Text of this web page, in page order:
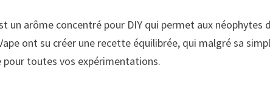
un arôme concentré pour DIY qui permet aux
ont su créer une recette équilibrée, qui malgré sa
pour toutes vos expérimentations.